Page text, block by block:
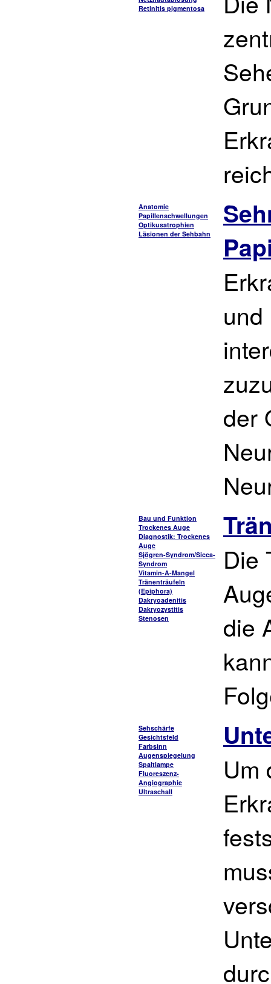
Retinitis pigmentosa
Anatomie
Papillenschwellungen
Optikusatrophien
Läsionen der Sehbahn
der
Bau und Funktion
Trockenes Auge
Diagnostik: Trockenes
Auge
Sjögren-Syndrom/Sicca-
Syndrom
Vitamin-A-Mangel
Tränenträufeln
(Epiphora)
Dakryoadenitis
Dakryozystitis
Stenosen
Die
die
Sehschärfe
Gesichtsfeld
Farbsinn
Augenspiegelung
Spaltlampe
Fluoreszenz-
Angiographie
Ultraschall
Um